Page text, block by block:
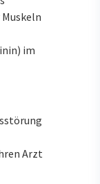
im
Arzt